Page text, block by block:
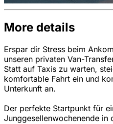
More details
Erspar dir Stress beim
unseren privaten Van-
Statt auf Taxis zu warten,
komfortable Fahrt ein und
Unterkunft an.
Der perfekte Startpunkt für
Junggesellenwochenende in